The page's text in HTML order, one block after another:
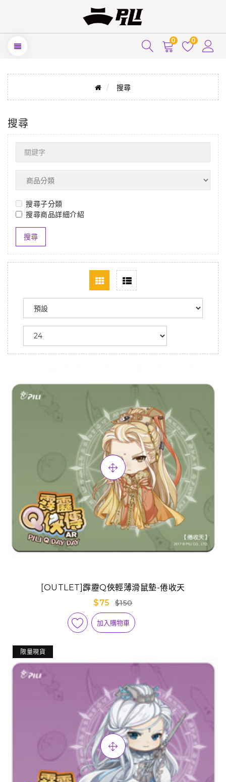
0 0
搜尋
搜尋
搜尋子分類
搜尋商品詳細介紹
[OUTLET]霹靂Q俠輕薄滑鼠墊-倦收天
$75
$150
加入購物車
限量現貨